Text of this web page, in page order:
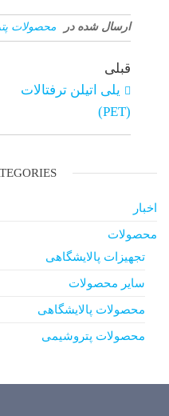
ارسال شده در محصولات
قبلی
یلی اتیلن ترفتالات
(PET)
اخبار
محصولات
تجهیزات پالایشگاهی
سایر محصولات
محصولات پالایشگاهی
محصولات پتروشیمی